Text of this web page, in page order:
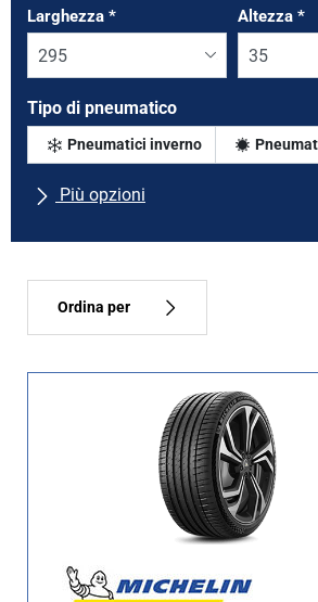
Tab updated: Per dimensione
Larghezza * Altezza*
Tipo di pneumatico
Pneumatici inverno
Più opzioni
Ordina per
Tutti i tipi (11)
Inverno (3)
Quattro stagioni (0)